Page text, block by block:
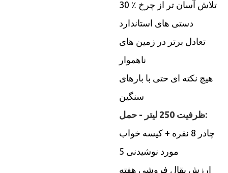
30 ٪ تلاش آسان تر از چرخ
دستی های استاندارد
تعادل برتر در زمین های
ناهموار
هیچ نکته ای حتی با بارهای
سنگین
ظرفیت 250 لیتر - حمل:
چادر 8 نفره + کیسه خواب
5 مورد نوشیدنی
ارزش بقال فروشی هفته